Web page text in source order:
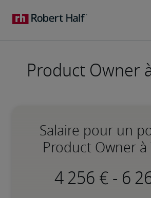
Product Owner
Salaire pour un
Product Owner à
-